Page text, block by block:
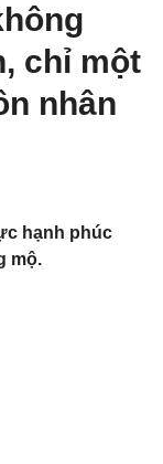
chỉ một
nhân
hạnh phúc
mộ.